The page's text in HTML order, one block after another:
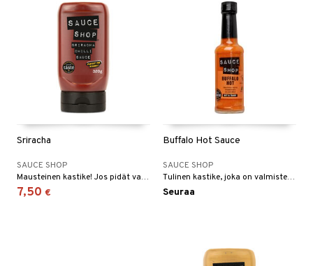
Sriracha
SAUCE SHOP
Mausteinen kastike! Jos pidät valkosipulista ja chilistä, on tämä sinua varten.
7,50 €
Buffalo Hot Sauce
SAUCE SHOP
Tulinen kastike, joka on valmistettu jalapeño- ja habanero-paprikoiden, runsaan voin ja etikan sekoituksesta.
Seuraa